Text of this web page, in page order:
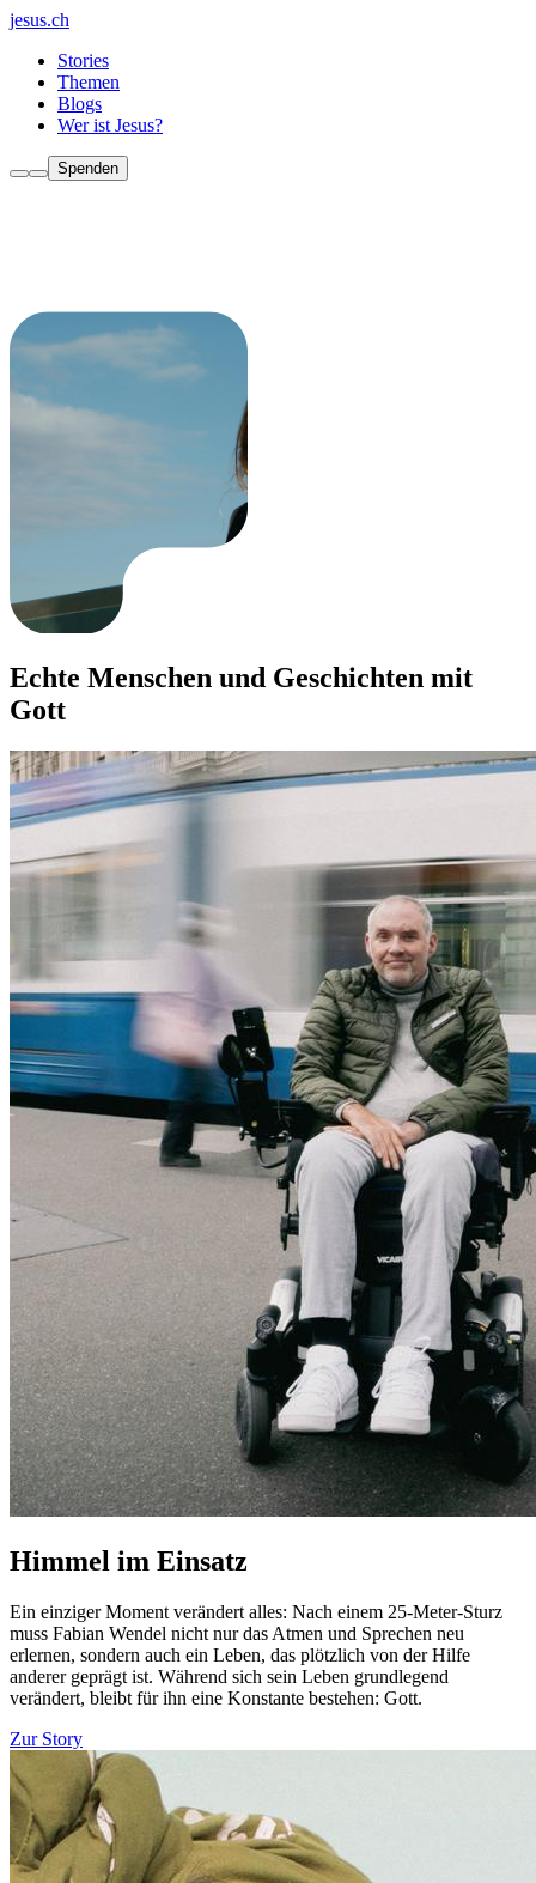
jesus.ch
Stories
Themen
Blogs
Wer ist Jesus?
Spenden
Echte Menschen und Geschichten mit
Gott
Himmel im Einsatz
Ein einziger Moment verändert alles: Nach einem 25-Meter-Sturz
muss Fabian Wendel nicht nur das Atmen und Sprechen neu
erlernen, sondern auch ein Leben, das plötzlich von der Hilfe
anderer geprägt ist. Während sich sein Leben grundlegend
verändert, bleibt für ihn eine Konstante bestehen: Gott.
Zur Story